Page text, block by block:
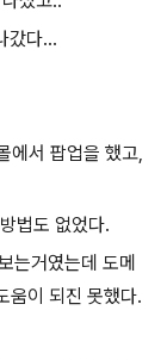
갔다...
에서 팝업을 했고,
법도 없었다.
는거였는데 도메
움이 되진 못했다.